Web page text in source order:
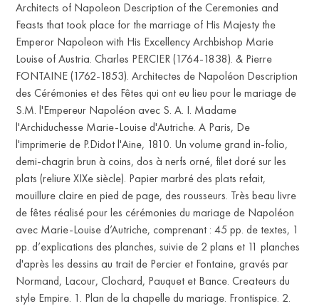
Architects of Napoleon Description of the Ceremonies and
Feasts that took place for the marriage of His Majesty the
Emperor Napoleon with His Excellency Archbishop Marie
Louise of Austria. Charles PERCIER (1764-1838). & Pierre
FONTAINE (1762-1853). Architectes de Napoléon Description
des Cérémonies et des Fêtes qui ont eu lieu pour le mariage de
S.M. l'Empereur Napoléon avec S. A. I. Madame
l'Archiduchesse Marie-Louise d'Autriche. A Paris, De
l'imprimerie de P.Didot l'Aine, 1810. Un volume grand in-folio,
demi-chagrin brun à coins, dos à nerfs orné, filet doré sur les
plats (reliure XIXe siècle). Papier marbré des plats refait,
mouillure claire en pied de page, des rousseurs. Très beau livre
de fêtes réalisé pour les cérémonies du mariage de Napoléon
avec Marie-Louise d’Autriche, comprenant : 45 pp. de textes, 1
pp. d’explications des planches, suivie de 2 plans et 11 planches
d'après les dessins au trait de Percier et Fontaine, gravés par
Normand, Lacour, Clochard, Pauquet et Bance. Createurs du
style Empire. 1. Plan de la chapelle du mariage. Frontispice. 2.